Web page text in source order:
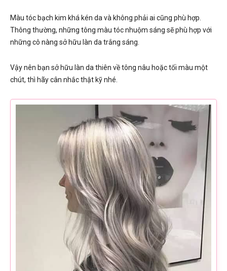
Màu tóc bạch kim khá kén da và không phải ai cũng phù hợp.
Thông thường, những tông màu tóc nhuộm sáng sẽ phù hợp với
những cô nàng sở hữu làn da trắng sáng.
Vậy nên bạn sở hữu làn da thiên về tông nâu hoặc tối màu một
chút, thì hãy cân nhắc thật kỹ nhé.